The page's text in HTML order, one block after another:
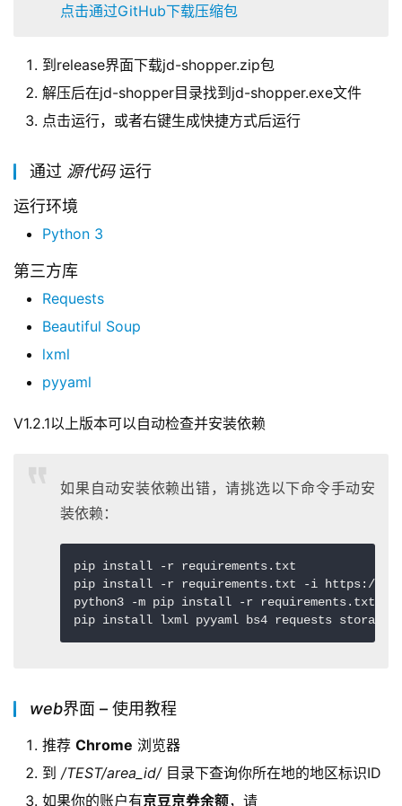
点击通过GitHub下载压缩包
到release界面下载jd-shopper.zip包
解压后在jd-shopper目录找到jd-shopper.exe文件
点击运行，或者右键生成快捷方式后运行
通过 源代码运行
运行环境
Python 3
第三方库
Requests
Beautiful Soup
lxml
pyyaml
V1.2.1以上版本可以自动检查并安装依赖
如果自动安装依赖出错，请挑选以下命令手动安
装依赖：
pip install -r requirements.txt
pip install -r requirements.txt -i https://
python3 -m pip install -r requirements.txt
pip install lxml pyyaml bs4 requests stora
web界面 – 使用教程
推荐 Chrome 浏览器
到 /TEST/area_id/目录下查询你所在地的地区标识ID
如果你的账户有京豆京券余额，请